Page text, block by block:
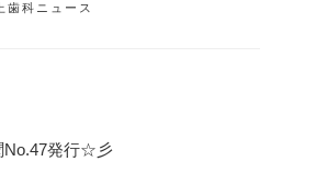
歯科ニュース
No.47発行☆彡